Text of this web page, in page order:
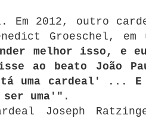
2012, outro
Groeschel, em
melhor isso, e
ao beato João
uma cardeal' ...
uma'" .
Joseph